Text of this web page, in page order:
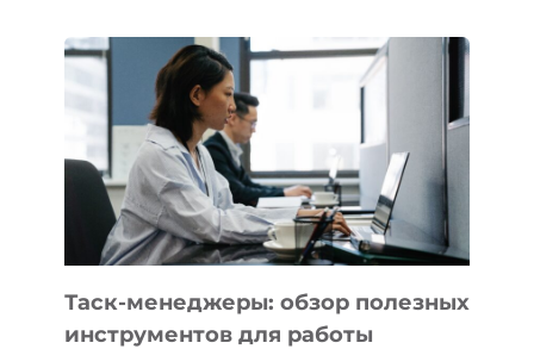
PROMETHEUS
ДЛЯ
СОЗДАНИЯ
«ИСКУССТВЕННОГО
ИНЖЕНЕРА»
Таск-менеджеры: обзор полезных
инструментов для работы